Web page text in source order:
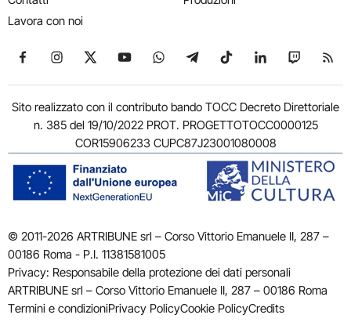
Lavora con noi
Seguici su Facebook
Seguici su Instagram
Seguici su X
Seguici su YouTube
Seguici su WhatsApp
Seguici su Telegram
Seguici su TikTok
Seguici su
Seguici
Sito realizzato con il contributo bando TOCC Decreto Direttoriale
n. 385 del 19/10/2022 PROT. PROGETTOTOCC0000125
COR15906233 CUPC87J23001080008
© 2011-2026 ARTRIBUNE srl – Corso Vittorio Emanuele II, 287 –
00186 Roma - P.I. 11381581005
Privacy: Responsabile della protezione dei dati personali
ARTRIBUNE srl – Corso Vittorio Emanuele II, 287 – 00186 Roma
Termini e condizioniPrivacy PolicyCookie PolicyCredits